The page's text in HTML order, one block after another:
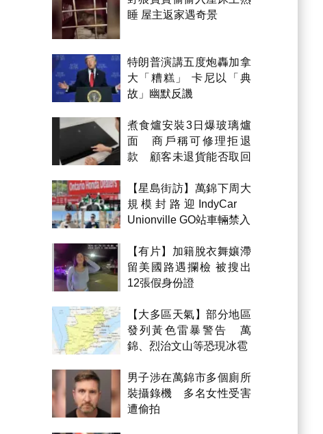
睡 屋主返家遇奇景
特朗普演講五度炮轟加拿
大「糟糕」 卡尼以「典
故」幽默反譏
煮食爐安裝3日爆玻璃爐
面 商戶稱可修理拒退
款 顧客未退貨能否取回
【星島街訪】萬錦下周大
規模封路迎IndyCar
Unionville GO站車輛禁入
【有片】加籍脫衣舞孃滯
留美國路遇攔檢 被搜出
12張假身份證
【大多區天氣】部分地區
發列黃色雷暴警告 萬
錦、烈治文山等恐現冰雹
男子涉在萬錦市多個廁所
裝攝錄機 多名女性受害
遭偷拍